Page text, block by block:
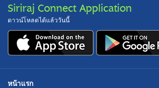
Siriraj Connect Application
ดาวน์โหลดได้แล้ววันนี้
หน้าแรก